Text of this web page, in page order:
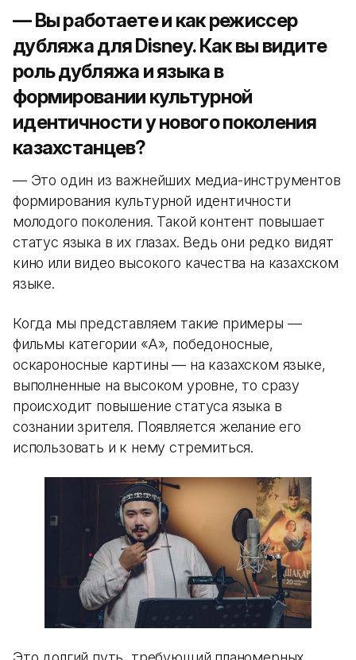
— Вы работаете и как режиссер
дубляжа для Disney. Как вы видите
роль дубляжа и языка в
формировании культурной
идентичности у нового поколения
казахстанцев?
— Это один из важнейших медиа-инструментов
формирования культурной идентичности
молодого поколения. Такой контент повышает
статус языка в их глазах. Ведь они редко видят
кино или видео высокого качества на казахском
языке.
Когда мы представляем такие примеры —
фильмы категории «А», победоносные,
оскароносные картины — на казахском языке,
выполненные на высоком уровне, то сразу
происходит повышение статуса языка в
сознании зрителя. Появляется желание его
использовать и к нему стремиться.